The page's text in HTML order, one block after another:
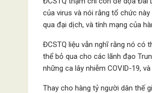
của virus và nói rằng tổ chức
qua đại dịch, và tính mạng của
ĐCSTQ liệu vẫn nghĩ rằng nó có
thể bỏ qua cho các lãnh đạo
những ca lây nhiễm COVID-19,
Thay cho hàng tỷ người dân thế